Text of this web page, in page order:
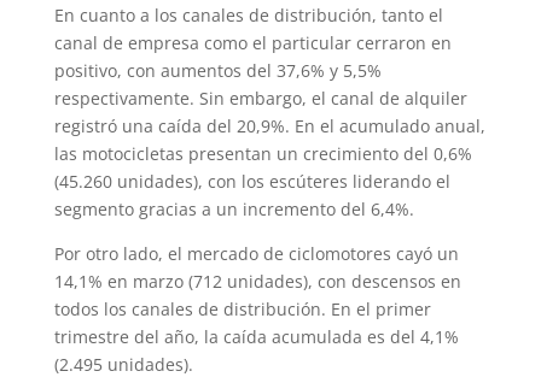
En cuanto a los canales de distribución, tanto el
canal de empresa como el particular cerraron en
positivo, con aumentos del 37,6% y 5,5%
respectivamente. Sin embargo, el canal de alquiler
registró una caída del 20,9%. En el acumulado anual,
las motocicletas presentan un crecimiento del 0,6%
(45.260 unidades), con los escúteres liderando el
segmento gracias a un incremento del 6,4%.
Por otro lado, el mercado de ciclomotores cayó un
14,1% en marzo (712 unidades), con descensos en
todos los canales de distribución. En el primer
trimestre del año, la caída acumulada es del 4,1%
(2.495 unidades).